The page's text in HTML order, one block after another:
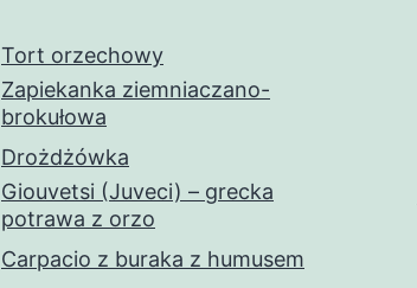
Tort orzechowy
Zapiekanka ziemniaczano-
brokułowa
Drożdżówka
Giouvetsi (Juveci) – grecka
potrawa z orzo
Carpacio z buraka z humusem